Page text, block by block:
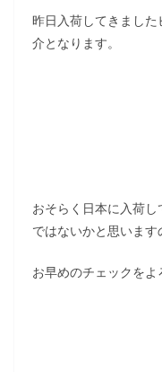
昨日入荷してきまし
介となります。
おそらく日本に入荷
ではないかと思います
お早めのチェックをよ